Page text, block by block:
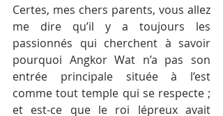
Certes, mes chers parents, vous allez
me dire qu’il y a toujours les
passionnés qui cherchent à savoir
pourquoi Angkor Wat n’a pas son
entrée principale située à l’est
comme tout temple qui se respecte ;
et est-ce que le roi lépreux avait